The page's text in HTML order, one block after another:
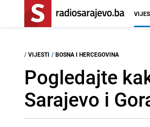
/ VIJESTI / BOSNA I HERCEGOVINA
Pogledajte
Sarajevo i